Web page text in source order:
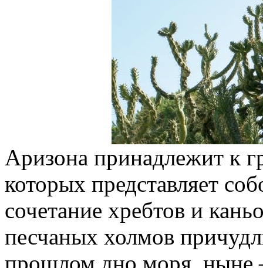
Аризона принадлежит к
которых представляет
сочетание хребтов и
песчаных холмов
прошлом дно моря, ныне